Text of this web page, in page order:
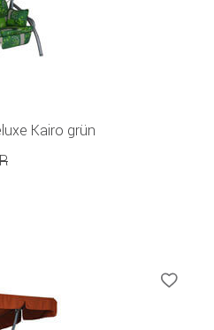
Kairo grün